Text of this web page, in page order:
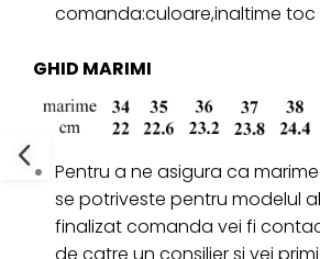
comanda:culoare,inaltime toc
GHID MARIMI
Pentru a ne asigura ca
se potriveste pentru modelul
finalizat comanda vei fi
de catre un consilier si vei